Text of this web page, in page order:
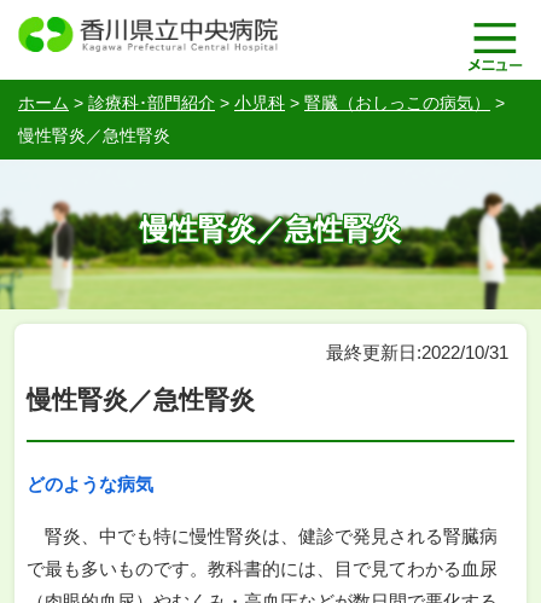
ホーム > 診療科･部門紹介 > 小児科 > 腎臓（おしっこの病気）
>
慢性腎炎／急性腎炎
慢性腎炎／急性腎炎
最終更新日:2022/10/31
慢性腎炎／急性腎炎
どのような病気
腎炎、中でも特に慢性腎炎は、健診で発見される腎臓病
で最も多いものです。教科書的には、目で見てわかる血尿